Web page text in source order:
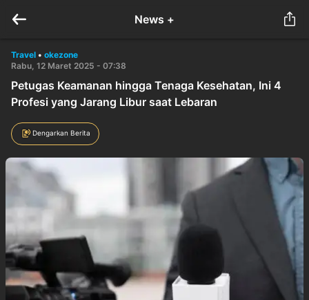
News +
Travel • okezone
Rabu, 12 Maret 2025 - 07:38
Petugas Keamanan hingga Tenaga Kesehatan, Ini 4
Profesi yang Jarang Libur saat Lebaran
Dengarkan Berita